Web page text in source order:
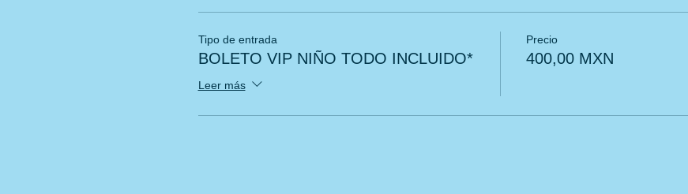
Tipo de entrada
BOLETO VIP NIÑO TODO INCLUIDO*
Leer más
Precio
400,00 MXN